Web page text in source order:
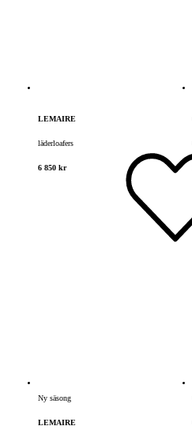
LEMAIRE
läderloafers
6 850 kr
Ny säsong
LEMAIRE